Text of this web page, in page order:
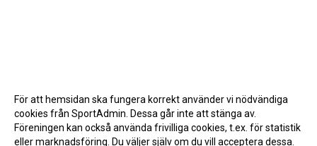
För att hemsidan ska fungera korrekt använder vi nödvändiga
cookies från SportAdmin. Dessa går inte att stänga av.
Föreningen kan också använda frivilliga cookies, t.ex. för statistik
eller marknadsföring. Du väljer själv om du vill acceptera dessa.